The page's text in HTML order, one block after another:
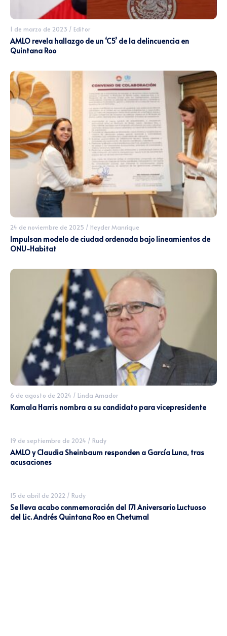
1 de marzo de 2023 / Editor
AMLO revela hallazgo de un ‘C5’ de la delincuencia en
Quintana Roo
24 de noviembre de 2025 / Heyder Manrique
Impulsan modelo de ciudad ordenada bajo lineamientos de
ONU-Habitat
6 de agosto de 2024 / Linda Amador
Kamala Harris nombra a su candidato para vicepresidente
19 de septiembre de 2024 / Rudy
AMLO y Claudia Sheinbaum responden a García Luna, tras
acusaciones
15 de abril de 2022 / Rudy
Se lleva acabo conmemoración del 171 Aniversario Luctuoso
del Lic. Andrés Quintana Roo en Chetumal